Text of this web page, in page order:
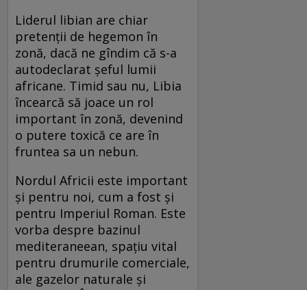
Liderul libian are chiar
pretenţii de hegemon în
zonă, dacă ne gîndim că s-a
autodeclarat şeful lumii
africane. Timid sau nu, Libia
încearcă să joace un rol
important în zonă, devenind
o putere toxică ce are în
fruntea sa un nebun.
Nordul Africii este important
şi pentru noi, cum a fost şi
pentru Imperiul Roman. Este
vorba despre bazinul
mediteraneean, spaţiu vital
pentru drumurile comerciale,
ale gazelor naturale şi